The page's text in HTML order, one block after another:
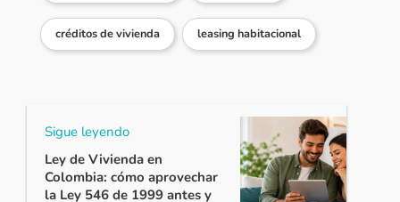
créditos de vivienda leasing habitacional
Sigue leyendo
Ley de Vivienda en
Colombia: cómo aprovechar
la Ley 546 de 1999 antes y